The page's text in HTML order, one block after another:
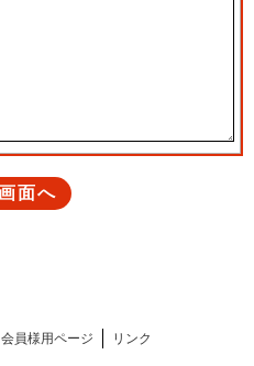
会員様用ページ リンク